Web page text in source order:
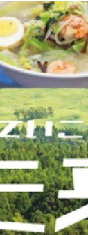
墳 古物
ク 壁画
ンチ 大分三好
大分駅
子育て 宇佐市
間町 新幹線
杵築市 津久
犬 玖珠郡
り 秋 移転
杵市 舞台
観光スポット